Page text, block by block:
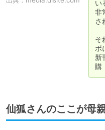
い
非
さ
そ
ボ
新
購
仙狐さんのここが母